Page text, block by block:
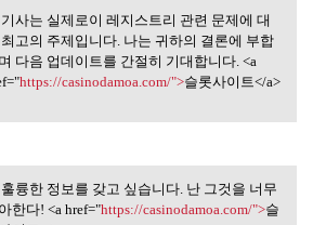
사는 실제로이 레지스트리
문제에 대한
사는 실제로이 레지스트리 관련 문제에 대
고의 주제입니다. 나는 귀하의 결론에 부합
다음 업데이트를 간절히 기대합니다. <a
https://casinodamoa.com/">슬롯사이트</a>
륭한 정보를 갖고 싶습니다.
륭한 정보를 갖고 싶습니다. 난 그것을 너무
한다! <a href="https://casinodamoa.com/">슬